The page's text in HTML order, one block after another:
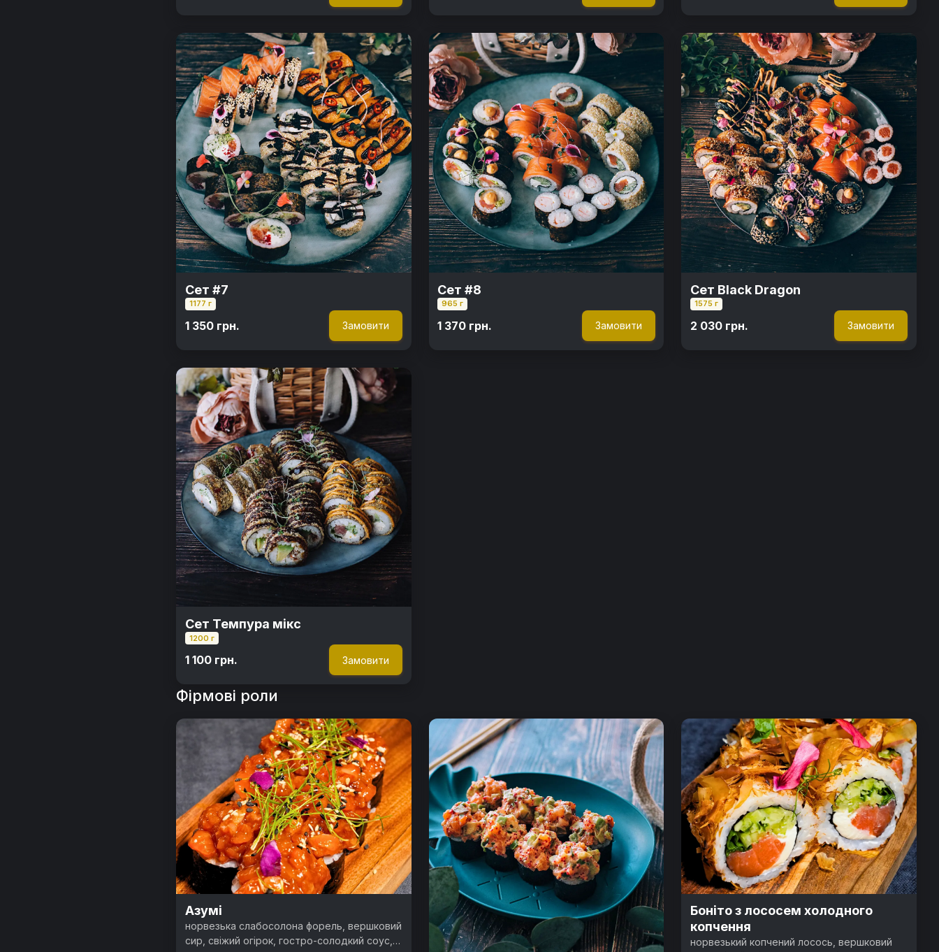
Сет #7
1177 г
1 350 грн. Замовити
Сет #8
965 г
1 370 грн. Замовити
Сет Black Dragon
1575 г
2 030 грн. Замовити
Сет Темпура мікс
1200 г
1 100 грн. Замовити
Фірмові роли
Азумі
норвезька слабосолона форель, вершковий
сир, свіжий огірок, гостро-солодкий соус,
Боніто з лососем холодного
копчення
норвезький копчений лосось, вершковий